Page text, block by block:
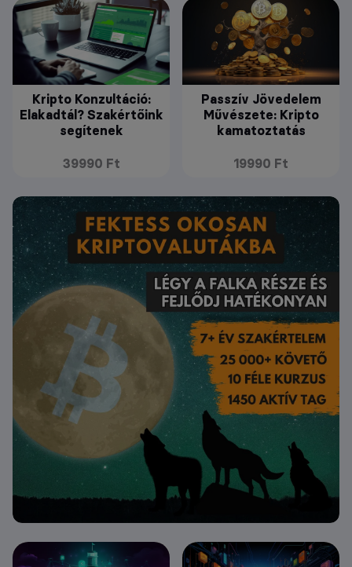
Kripto Konzultáció:
Elakadtál? Szakértőink
segítenek
39990 Ft
Passzív Jövedelem
Művészete: Kripto
kamatoztatás
19990 Ft